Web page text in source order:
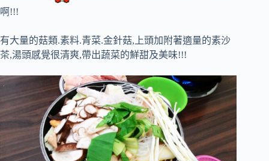
啊!!!
有大量的菇類.素料.青菜.金針菇,上頭加附著適量的素沙
茶,湯頭感覺很清爽,帶出蔬菜的鮮甜及美味!!!